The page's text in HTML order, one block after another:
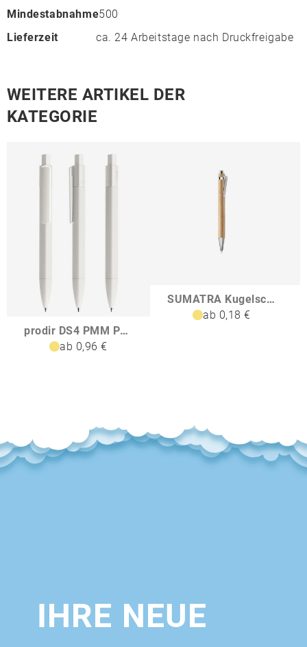
Mindestabnahme500
Lieferzeit
ca. 24 Arbeitstage nach Druckfreigabe
WEITERE ARTIKEL DER
KATEGORIE
prodir DS4 PMM Push Kugelschreiber
ab 0,96 €
SUMATRA Kugelschreiber aus Bambus
ab 0,18 €
IHRE NEUE